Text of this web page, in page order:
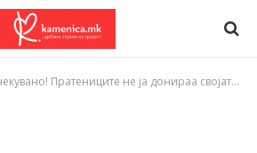
Пратениците не ја донираа својата прва плата, а дури 49 поранешни пратеници побарале едногодишна апанажа од државата